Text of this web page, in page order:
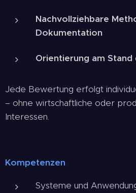
Nachvollziehbare
Dokumentation
Orientierung am Stand
Jede Bewertung erfolgt
– ohne wirtschaftliche oder
Interessen.
Kompetenzen
Systeme und